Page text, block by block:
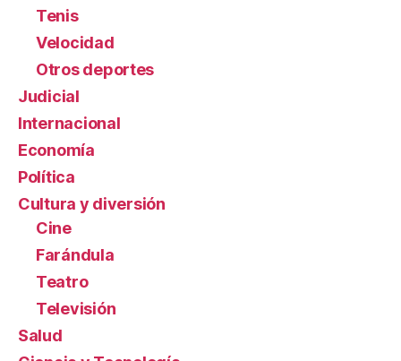
Tenis
Velocidad
Otros deportes
Judicial
Internacional
Economía
Política
Cultura y diversión
Cine
Farándula
Teatro
Televisión
Salud